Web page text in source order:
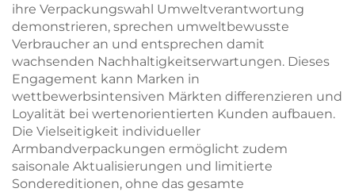
ihre Verpackungswahl Umweltverantwortung
demonstrieren, sprechen umweltbewusste
Verbraucher an und entsprechen damit
wachsenden Nachhaltigkeitserwartungen. Dieses
Engagement kann Marken in
wettbewerbsintensiven Märkten differenzieren und
Loyalität bei wertenorientierten Kunden aufbauen.
Die Vielseitigkeit individueller
Armbandverpackungen ermöglicht zudem
saisonale Aktualisierungen und limitierte
Sondereditionen, ohne das gesamte